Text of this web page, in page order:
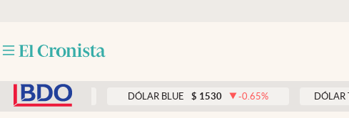
Otras secciones
0.00% DÓLAR BLUE $ 1530 -0.65 % DÓLAR TARJETA